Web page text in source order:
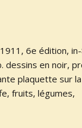
6e édition,
dessins en noir,
plaquette sur
fruits, légumes,